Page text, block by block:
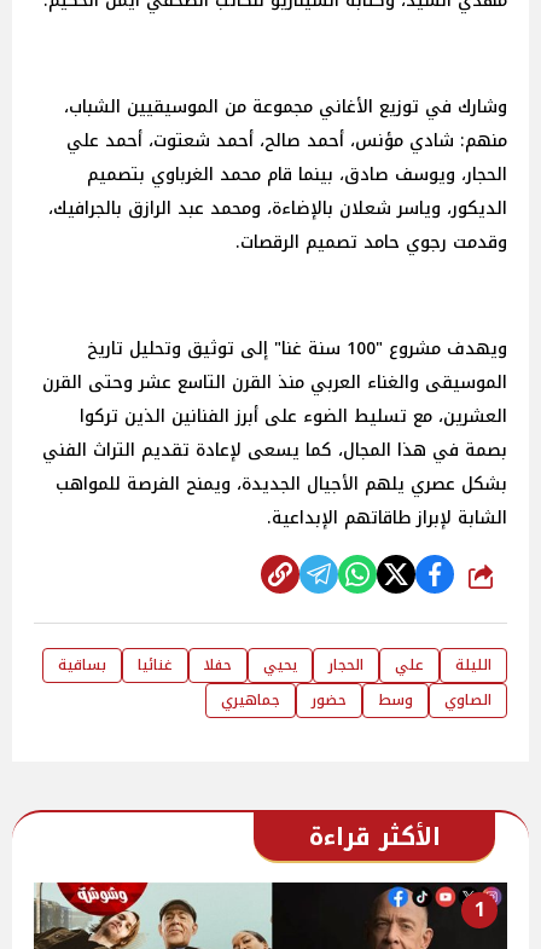
وشارك في توزيع الأغاني مجموعة من الموسيقيين الشباب،
منهم: شادي مؤنس، أحمد صالح، أحمد شعتوت، أحمد علي
الحجار، ويوسف صادق، بينما قام محمد الغرباوي بتصميم
الديكور، وياسر شعلان بالإضاءة، ومحمد عبد الرازق بالجرافيك،
وقدمت رجوي حامد تصميم الرقصات.
ويهدف مشروع "100 سنة غنا" إلى توثيق وتحليل تاريخ
الموسيقى والغناء العربي منذ القرن التاسع عشر وحتى القرن
العشرين، مع تسليط الضوء على أبرز الفنانين الذين تركوا
بصمة في هذا المجال، كما يسعى لإعادة تقديم التراث الفني
بشكل عصري يلهم الأجيال الجديدة، ويمنح الفرصة للمواهب
الشابة لإبراز طاقاتهم الإبداعية.
شارك
الليلة علي الحجار يحيي حفلا غنائيا
بساقية
الصاوي
وسط حضور جماهيري
الأكثر قراءة
1